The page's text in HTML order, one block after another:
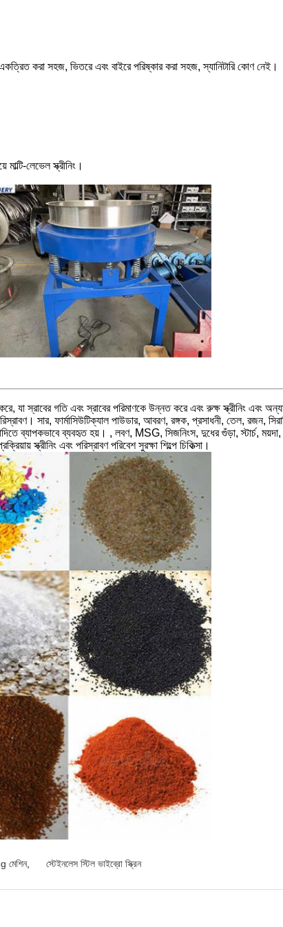
করা সহজ, ভিতরে এবং বাইরে পরিষ্কার করা সহজ, স্যানিটারি কোণ নেই।
লেভেল স্ক্রীনিং।
করে, যা স্রাবের গতি এবং স্রাবের পরিমাণকে উন্নত করে এবং রুক্ষ স্ক্রীনিং
সার, ফার্মাসিউটিক্যাল পাউডার, আবরণ, রঙ্গক, প্রসাধনী, তেল, রজন,
ব্যাপকভাবে ব্যবহৃত হয়। , লবণ, MSG, সিজনিংস, দুধের গুঁড়া, স্টার্চ, ময়দা,
স্ক্রীনিং এবং পরিস্রাবণ পরিবেশ সুরক্ষা শিল্পে চিকিত্সা।
মেশিন, স্টেইনলেস স্টিল ভাইব্রো স্ক্রিন